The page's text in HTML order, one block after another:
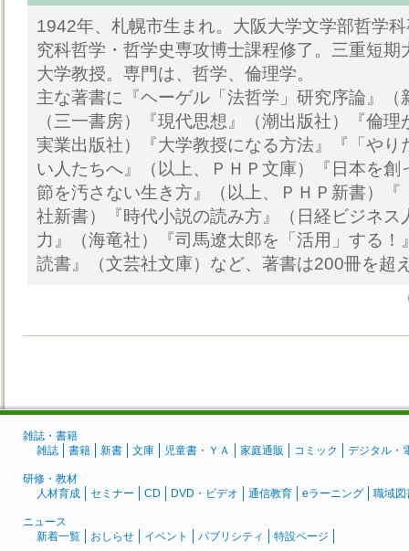
1942年、札幌市生まれ。大阪大学文学部哲学
究科哲学・哲学史専攻博士課程修了。三重短期
大学教授。専門は、哲学、倫理学。
主な著書に『ヘーゲル「法哲学」研究序論』（
（三一書房）『現代思想』（潮出版社）『倫
実業出版社）『大学教授になる方法』『「やり
い人たちへ』（以上、ＰＨＰ文庫）『日本を創
節を汚さない生き方』（以上、ＰＨＰ新書）『
社新書）『時代小説の読み方』（日経ビジネス
力』（海竜社）『司馬遼太郎を「活用」する！
読書』（文芸社文庫）など、著書は200冊を超
雑誌・書籍
雑誌
書籍 新書 文庫 児童書・ＹＡ 家庭通販 コミック デジタル・
研修・教材
人材育成
セミナー CD DVD・ビデオ 通信教育 eラーニング 職域図
ニュース
新着一覧
おしらせ イベント パブリシティ 特設ページ